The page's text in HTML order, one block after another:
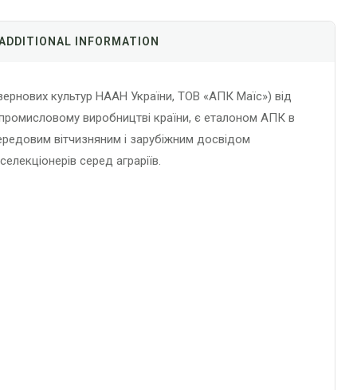
INFORMATION
культур НААН України, ТОВ «АПК Маїс») від
виробництві країни, є еталоном АПК в
вітчизняним і зарубіжним досвідом
серед аграріїв.